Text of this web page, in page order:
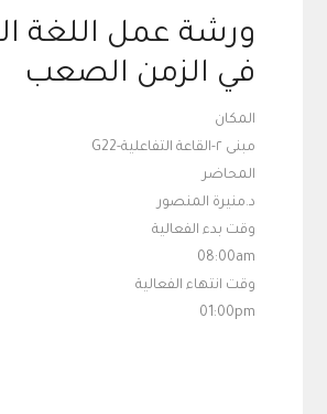
ورشة عمل اللغة
في الزمن الصعب
المكان
مبنى ٢-القاعة التفاعلية-G22
المحاضر
د.منيرة المنصور
وقت بدء الفعالية
08:00am
وقت انتهاء الفعالية
01:00pm